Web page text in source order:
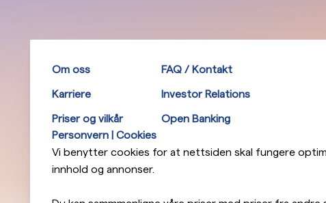
Om oss FAQ / Kontakt
Karriere Investor Relations
Priser og vilkår
Open Banking
Personvern | Cookies
Vi benytter cookies for at nettsiden skal fungere
innhold og annonser.